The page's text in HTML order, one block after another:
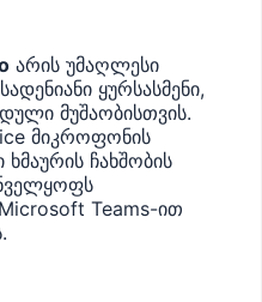
არის უმაღლესი
ყურსასმენი,
მუშაობისთვის.
მიკროფონის
ჩახშობის
Teams-ით